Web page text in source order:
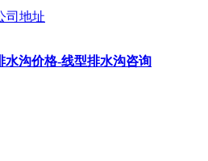
司地址
水沟价格-线型排水沟咨询